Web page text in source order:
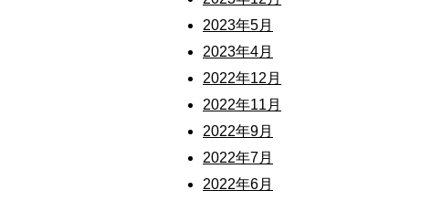
2023年5月
2023年4月
2022年12月
2022年11月
2022年9月
2022年7月
2022年6月